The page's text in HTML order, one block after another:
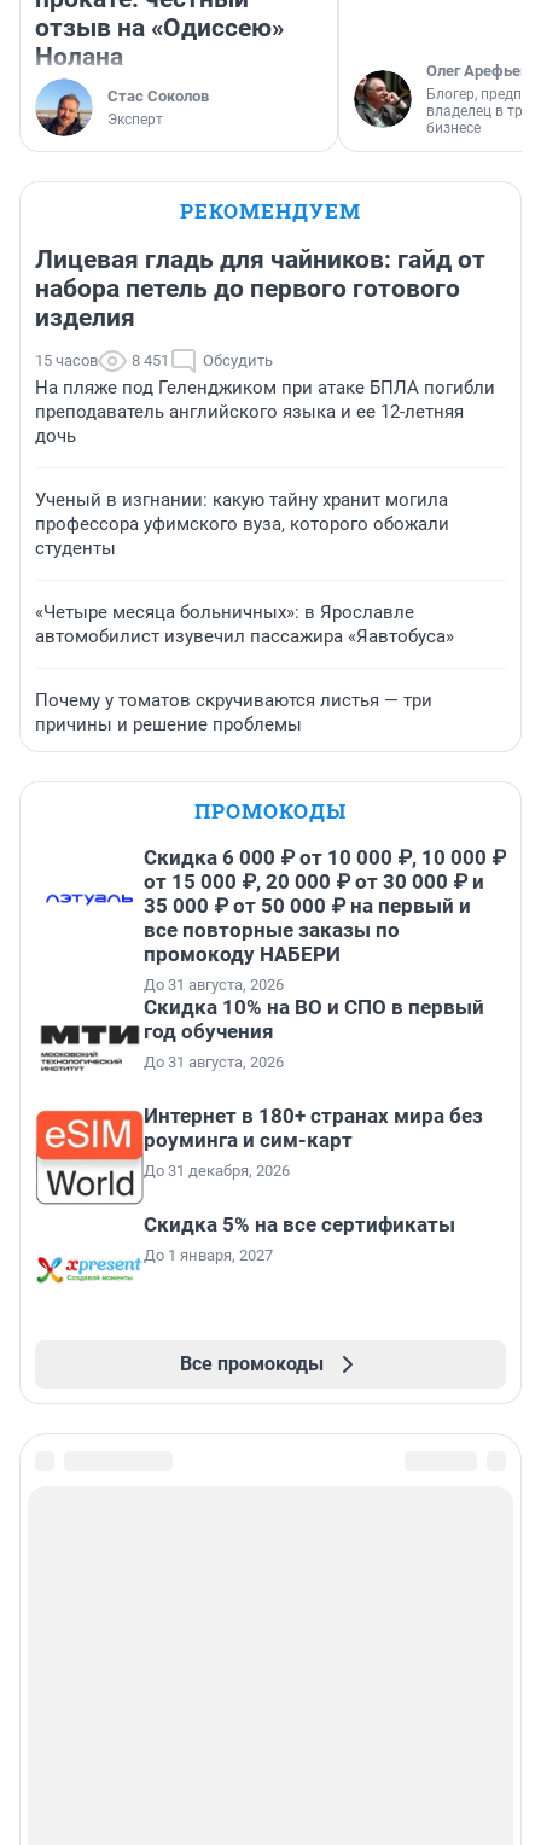
отзыв на «Одиссею»
Нолана
Стас Соколов
Эксперт
Олег Арефьев
Блогер,
владелец в
бизнесе
РЕКОМЕНДУЕМ
Лицевая гладь для чайников: гайд от
набора петель до первого готового
изделия
15 часов 8 451 Обсудить
На пляже под Геленджиком при атаке БПЛА погибли
преподаватель английского языка и ее 12-летняя
дочь
Ученый в изгнании: какую тайну хранит могила
профессора уфимского вуза, которого обожали
студенты
«Четыре месяца больничных»: в Ярославле
автомобилист изувечил пассажира «Яавтобуса»
Почему у томатов скручиваются листья — три
причины и решение проблемы
ПРОМОКОДЫ
Скидка 6 000 ₽ от 10 000 ₽, 10 000 ₽
от 15 000 ₽, 20 000 ₽ от 30 000 ₽ и
35 000 ₽ от 50 000 ₽ на первый и
все повторные заказы по
промокоду НАБЕРИ
До 31 августа, 2026
Скидка 10% на ВО и СПО в первый
год обучения
До 31 августа, 2026
Интернет в 180+ странах мира без
роуминга и сим-карт
До 31 декабря, 2026
Скидка 5% на все сертификаты
До 1 января, 2027
Все промокоды